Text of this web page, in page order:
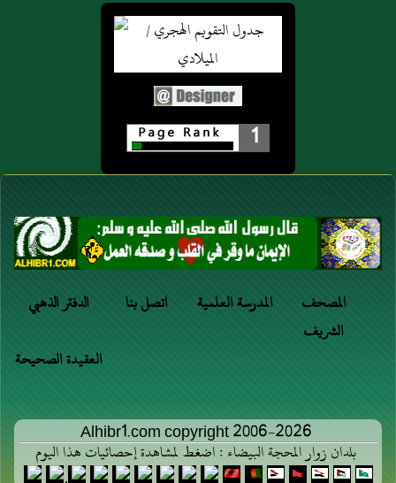
1
الدفتر الذهبي اتصل بنا المدرسة العلمية
المصحف
الشريف
العقيدة الصحيحة
Alhibr1.com copyright 2006-2026
بلدان زوار المحجة البيضاء : اضغط لمشاهدة إحصائيات هذا اليوم